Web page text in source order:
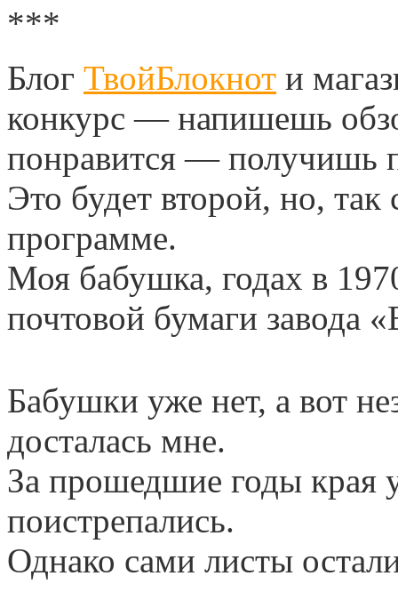
***
Блог ТвойБлокнот и
конкурс — напишешь
понравится — получишь
Это будет второй, но, так
программе.
Моя бабушка, годах в
почтовой бумаги завода
Бабушки уже нет, а вот
досталась мне.
За прошедшие годы края
поистрепались.
Однако сами листы